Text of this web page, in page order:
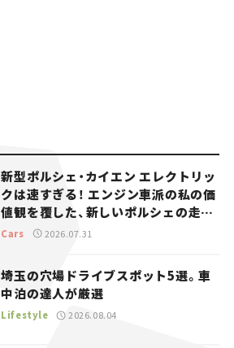
新型ポルシェ・カイエン エレクトリッ
クは速すぎる！ エンジン車派の私の価
値観を覆した、新しいポルシェの走
り。
Cars 2026.07.31
埼玉の穴場ドライブスポット5選。車
中泊の達人が厳選
Lifestyle 2026.08.04